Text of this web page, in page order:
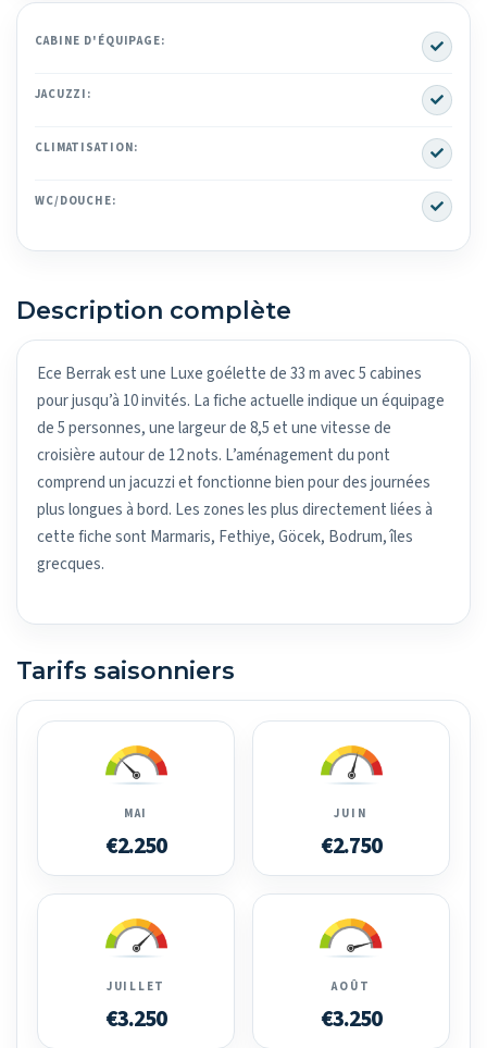
CABINE D'ÉQUIPAGE: Yes
JACUZZI: Yes
CLIMATISATION: Yes
WC/DOUCHE: Yes
Description complète
Ece Berrak est une Luxe goélette de 33 m avec 5 cabines
pour jusqu’à 10 invités. La fiche actuelle indique un équipage
de 5 personnes, une largeur de 8,5 et une vitesse de
croisière autour de 12 nots. L’aménagement du pont
comprend un jacuzzi et fonctionne bien pour des journées
plus longues à bord. Les zones les plus directement liées à
cette fiche sont Marmaris, Fethiye, Göcek, Bodrum, îles
grecques.
Tarifs saisonniers
MAI
€2.250
JUIN
€2.750
JUILLET
€3.250
AOÛT
€3.250